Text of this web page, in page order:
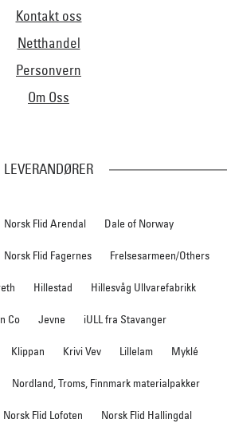
Kontakt oss
Netthandel
Personvern
Om Oss
LEVERANDØRER
Norsk Flid Arendal Dale of Norway
Norsk Flid Fagernes Frelsesarmeen/Others
Hillestad Hillesvåg Ullvarefabrikk
Co Jevne iULL fra Stavanger
Klippan Krivi Vev Lillelam Myklé
Nordland, Troms, Finnmark materialpakker
Norsk Flid Lofoten Norsk Flid Hallingdal